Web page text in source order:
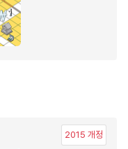
2015 개정